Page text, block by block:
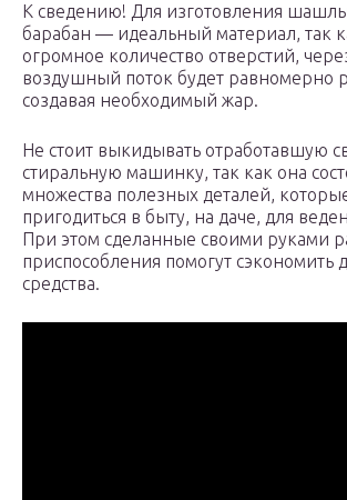
К сведению! Для изготовления
барабан — идеальный материал, так
огромное количество отверстий,
воздушный поток будет равномерно
создавая необходимый жар.
Не стоит выкидывать отработавшую
стиральную машинку, так как она
множества полезных деталей,
пригодиться в быту, на даче, для
При этом сделанные своими руками
приспособления помогут сэкономить
средства.